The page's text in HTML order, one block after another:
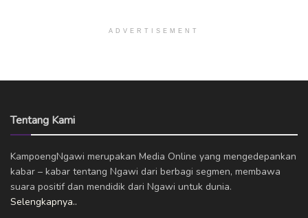
ADVERTISEMENT
Tentang Kami
KampoengNgawi merupakan Media Online yang mengedepankan
kabar – kabar tentang Ngawi dari berbagi segmen, membawa
suara positif dan mendidik dari Ngawi untuk dunia.
Selengkapnya..